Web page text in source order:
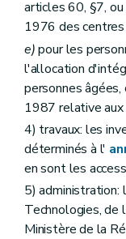
articles 60, §7,
1976 des
e)pour les
l'allocation
personnes
1987 relative aux
4) travaux: les
déterminés à l'
en sont les
5) administration:
Technologies, de
Ministère de la